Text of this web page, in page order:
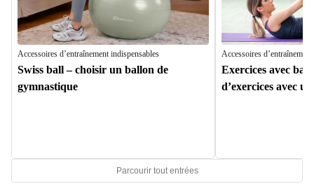
Accessoires d’entraînement indispensables
Swiss ball – choisir un ballon de
gymnastique
Accessoires
Exercices avec
d’exercices avec
Parcourir tout entrées